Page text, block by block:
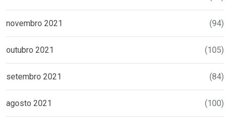
novembro 2021 (94)
outubro 2021 (105)
setembro 2021 (84)
agosto 2021 (100)